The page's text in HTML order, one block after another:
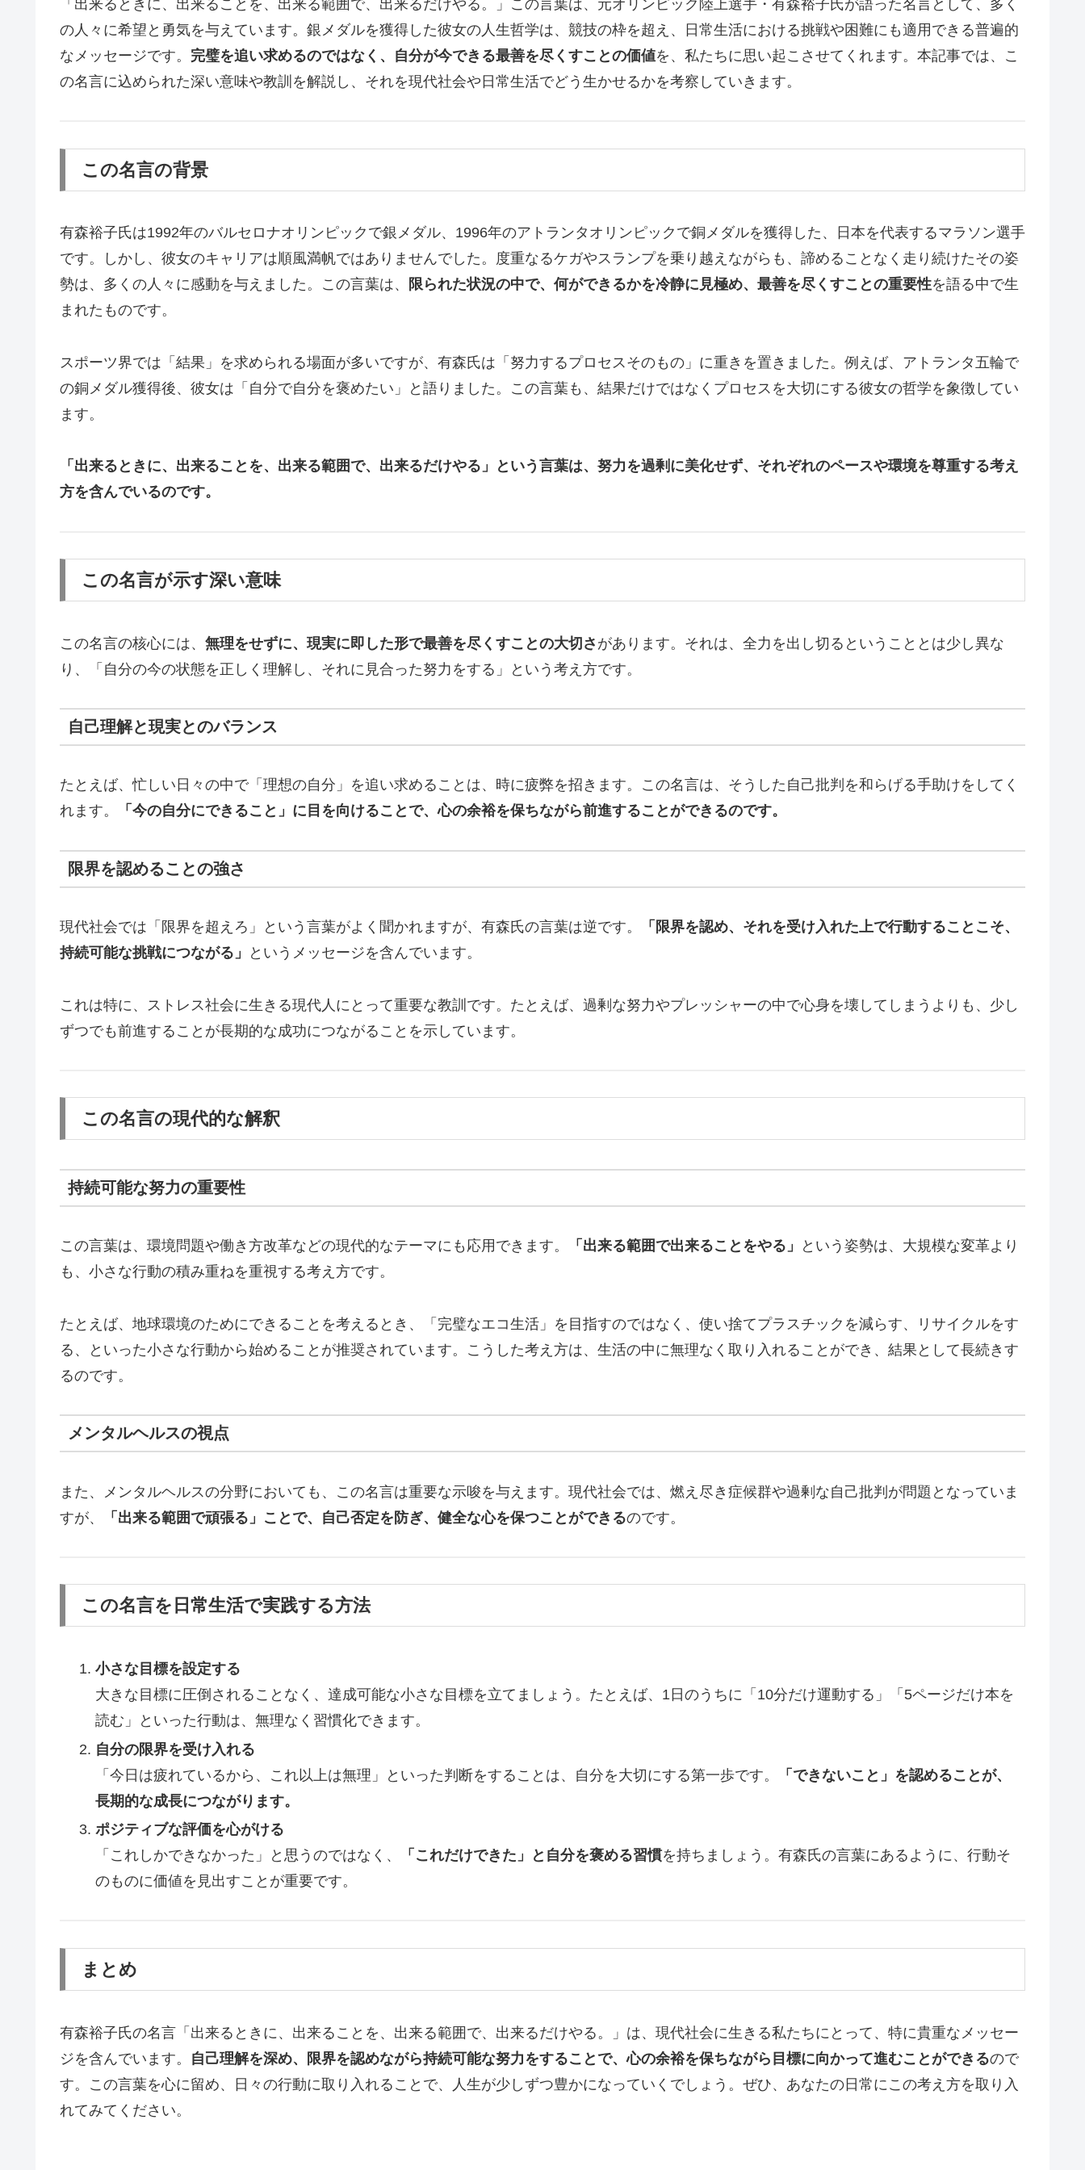
「出来るときに、出来ることを、出来る範囲で、出来るだけやる。」この言葉は、元オリンピック陸上選手・有森裕子氏が語った名言として、多く
の人々に希望と勇気を与えています。銀メダルを獲得した彼女の人生哲学は、競技の枠を超え、日常生活における挑戦や困難にも適用できる普遍的
なメッセージです。 完璧を追い求めるのではなく、自分が今できる最善を尽くすことの価値を、私たちに思い起こさせてくれます。本記事では、こ
の名言に込められた深い意味や教訓を解説し、それを現代社会や日常生活でどう生かせるかを考察していきます。
この名言の背景
有森裕子氏は1992年のバルセロナオリンピックで銀メダル、1996年のアトランタオリンピックで銅メダルを獲得した、日本を代表するマラソン選手
です。しかし、彼女のキャリアは順風満帆ではありませんでした。度重なるケガやスランプを乗り越えながらも、諦めることなく走り続けたその姿
勢は、多くの人々に感動を与えました。この言葉は、
限られた状況の中で、何ができるかを冷静に見極め、最善を尽くすことの重要性を語る中で生
まれたものです。
スポーツ界では「結果」を求められる場面が多いですが、有森氏は「努力するプロセスそのもの」に重きを置きました。例えば、アトランタ五輪で
の銅メダル獲得後、彼女は「自分で自分を褒めたい」と語りました。この言葉も、結果だけではなくプロセスを大切にする彼女の哲学を象徴してい
ます。
「出来るときに、出来ることを、出来る範囲で、出来るだけやる」という言葉は、努力を過剰に美化せず、それぞれのペースや環境を尊重する考え
方を含んでいるのです。
この名言が示す深い意味
この名言の核心には、 無理をせずに、現実に即した形で最善を尽くすことの大切さ があります。それは、全力を出し切るということとは少し異な
り、「自分の今の状態を正しく理解し、それに見合った努力をする」という考え方です。
自己理解と現実とのバランス
たとえば、忙しい日々の中で「理想の自分」を追い求めることは、時に疲弊を招きます。この名言は、そうした自己批判を和らげる手助けをしてく
れます。
「今の自分にできること」に目を向けることで、心の余裕を保ちながら前進することができるのです。
限界を認めることの強さ
現代社会では「限界を超えろ」という言葉がよく聞かれますが、有森氏の言葉は逆です。
「限界を認め、それを受け入れた上で行動することこそ、
持続可能な挑戦につながる」
というメッセージを含んでいます。
これは特に、ストレス社会に生きる現代人にとって重要な教訓です。たとえば、過剰な努力やプレッシャーの中で心身を壊してしまうよりも、少し
ずつでも前進することが長期的な成功につながることを示しています。
この名言の現代的な解釈
持続可能な努力の重要性
この言葉は、環境問題や働き方改革などの現代的なテーマにも応用できます。 「出来る範囲で出来ることをやる」
という姿勢は、大規模な変革より
も、小さな行動の積み重ねを重視する考え方です。
たとえば、地球環境のためにできることを考えるとき、「完璧なエコ生活」を目指すのではなく、使い捨てプラスチックを減らす、リサイクルをす
る、といった小さな行動から始めることが推奨されています。こうした考え方は、生活の中に無理なく取り入れることができ、結果として長続きす
るのです。
メンタルヘルスの視点
また、メンタルヘルスの分野においても、この名言は重要な示唆を与えます。現代社会では、燃え尽き症候群や過剰な自己批判が問題となっていま
すが、
「出来る範囲で頑張る」ことで、自己否定を防ぎ、健全な心を保つことができるのです。
この名言を日常生活で実践する方法
小さな目標を設定する
大きな目標に圧倒されることなく、達成可能な小さな目標を立てましょう。たとえば、1日のうちに「10分だけ運動する」「5ページだけ本を
読む」といった行動は、無理なく習慣化できます。
自分の限界を受け入れる
「今日は疲れているから、これ以上は無理」といった判断をすることは、自分を大切にする第一歩です。
「できないこと」を認めることが、
長期的な成長につながります。
ポジティブな評価を心がける
「これしかできなかった」と思うのではなく、
「これだけできた」と自分を褒める習慣を持ちましょう。有森氏の言葉にあるように、行動そ
のものに価値を見出すことが重要です。
まとめ
有森裕子氏の名言「出来るときに、出来ることを、出来る範囲で、出来るだけやる。」は、現代社会に生きる私たちにとって、特に貴重なメッセー
ジを含んでいます。 自己理解を深め、限界を認めながら持続可能な努力をすることで、心の余裕を保ちながら目標に向かって進むことができるので
す。この言葉を心に留め、日々の行動に取り入れることで、人生が少しずつ豊かになっていくでしょう。ぜひ、あなたの日常にこの考え方を取り入
れてみてください。